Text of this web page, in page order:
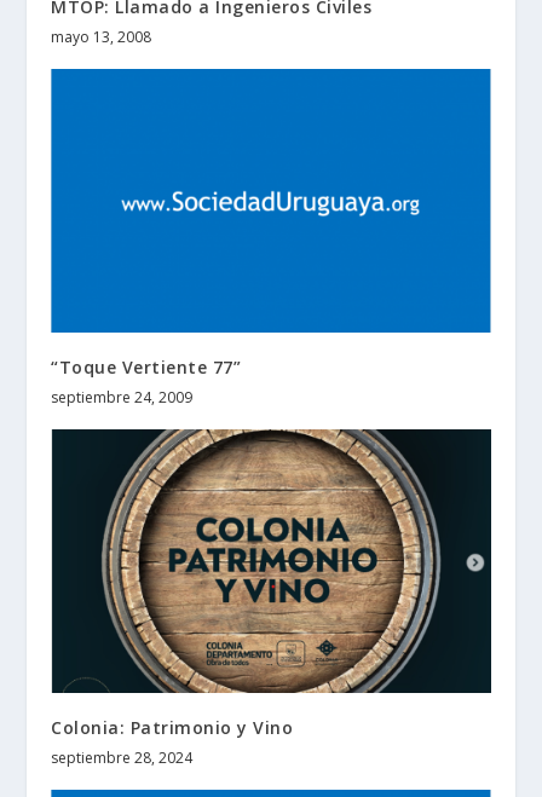
MTOP: Llamado a Ingenieros Civiles
mayo 13, 2008
“Toque Vertiente 77”
septiembre 24, 2009
Colonia: Patrimonio y Vino
septiembre 28, 2024